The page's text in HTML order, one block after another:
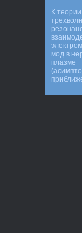
К
мод в
плазме